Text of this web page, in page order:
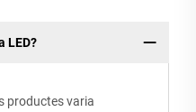
LED?
productes varia